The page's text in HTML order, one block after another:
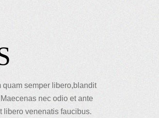
quam semper libero,blandit
nec odio et ante
libero venenatis faucibus.